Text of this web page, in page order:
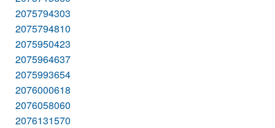
2075794303
2075794810
2075950423
2075964637
2075993654
2076000618
2076058060
2076131570